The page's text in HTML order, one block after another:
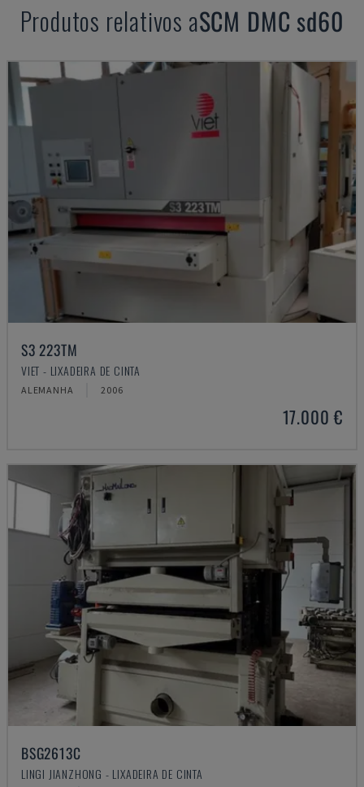
Produtos relativos aSCM DMC sd60
S3 223TM
VIET - LIXADEIRA DE CINTA
ALEMANHA 2006
17.000 €
BSG2613C
LINGI JIANZHONG - LIXADEIRA DE CINTA